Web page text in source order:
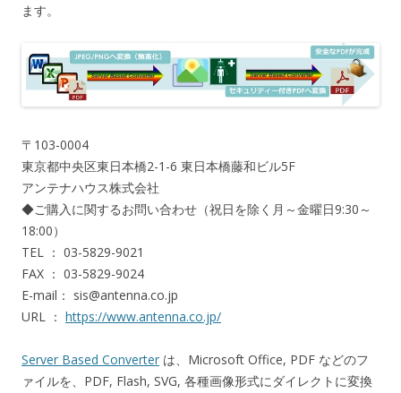
ます。
〒103-0004
東京都中央区東日本橋2-1-6 東日本橋藤和ビル5F
アンテナハウス株式会社
◆ご購入に関するお問い合わせ（祝日を除く月～金曜日9:30～
18:00）
TEL ： 03-5829-9021
FAX ： 03-5829-9024
E-mail： sis@antenna.co.jp
URL ： https://www.antenna.co.jp/
Server Based Converter は、Microsoft Office, PDF などのフ
ァイルを、PDF, Flash, SVG, 各種画像形式にダイレクトに変換